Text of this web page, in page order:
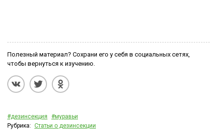
Полезный материал? Сохрани его у себя в социальных сетях,
чтобы вернуться к изучению.
#дезинсекция
#муравьи
Рубрика: Статьи о дезинсекции